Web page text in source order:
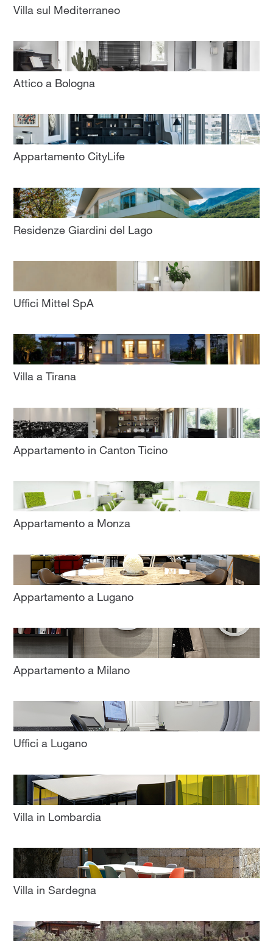
Villa sul Mediterraneo
Attico a Bologna
Appartamento CityLife
Residenze Giardini del Lago
Uffici Mittel SpA
Villa a Tirana
Appartamento in Canton Ticino
Appartamento a Monza
Appartamento a Lugano
Appartamento a Milano
Uffici a Lugano
Villa in Lombardia
Villa in Sardegna